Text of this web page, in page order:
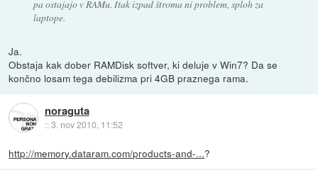
pa ostajajo v RAMu. Itak izpad štroma ni problem, sploh za
laptope.
Ja.
Obstaja kak dober RAMDisk softver, ki deluje v Win7? Da se
končno losam tega debilizma pri 4GB praznega rama.
noraguta
::3. nov 2010, 11:52
http://memory.dataram.com/products-and-...?